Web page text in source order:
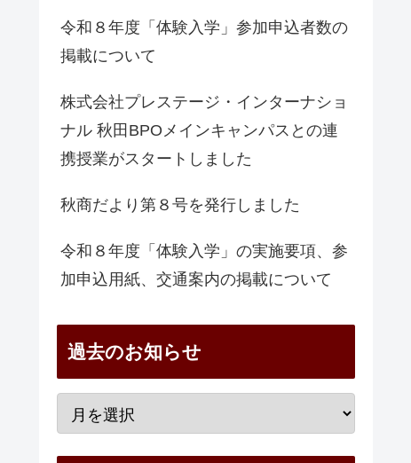
令和８年度「体験入学」参加申込者数の
掲載について
株式会社プレステージ・インターナショ
ナル 秋田BPOメインキャンパスとの連
携授業がスタートしました
秋商だより第８号を発行しました
令和８年度「体験入学」の実施要項、参
加申込用紙、交通案内の掲載について
過去のお知らせ